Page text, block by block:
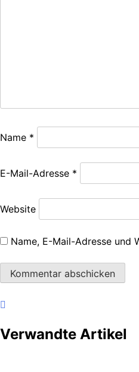
Name *
E-Mail-Adresse *
Website
Name, E-Mail-Adresse und
Verwandte Artikel